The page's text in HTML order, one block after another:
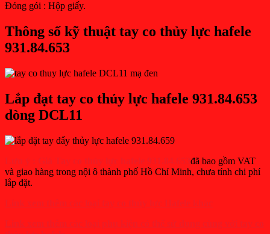
Đóng gói : Hộp giấy.
Thông số kỹ thuật tay co thủy lực hafele
931.84.653
Lắp đạt tay co thủy lực hafele 931.84.653
dòng DCL11
đã bao gồm VAT
và giao hàng trong nội ô thành phố Hồ Chí Minh, chưa tính chi phí
lắp đặt.